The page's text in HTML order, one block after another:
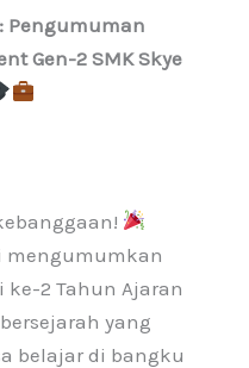
Pengumuman
Gen-2 SMK Skye
mengumumkan
ke-2 Tahun Ajaran
yang
belajar di bangku